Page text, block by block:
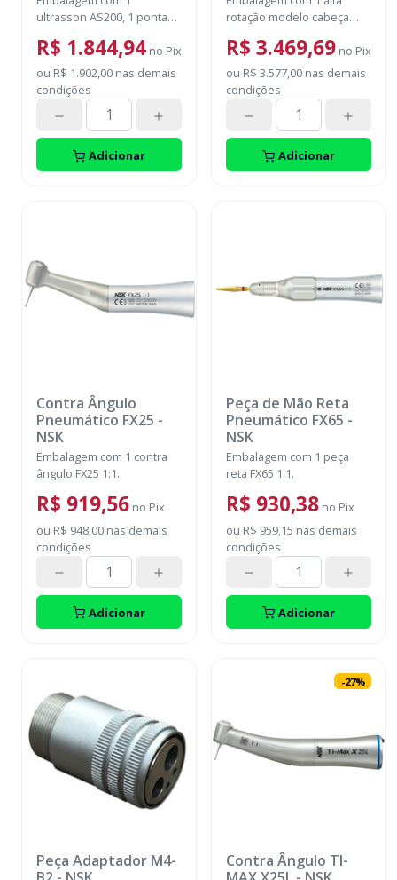
ultrasson AS200, 1 ponta
1 chave para aperto e
protetor da ponta.
R$ 1.844,94 no Pix
ou R$ 1.902,00 nas demais
condições
Adicionar
rotação modelo cabeça
R$ 3.469,69 no Pix
ou R$ 3.577,00 nas demais
condições
Adicionar
Contra Ângulo
Pneumático FX25 -
NSK
Embalagem com 1 contra
ângulo FX25 1:1.
R$ 919,56 no Pix
ou R$ 948,00 nas demais
condições
Adicionar
Peça de Mão Reta
Pneumático FX65 -
NSK
Embalagem com 1 peça
reta FX65 1:1.
R$ 930,38 no Pix
ou R$ 959,15 nas demais
condições
Adicionar
Peça Adaptador M4-
-27%
Contra Ângulo TI-